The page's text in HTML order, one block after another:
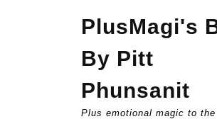
PlusMagi's
By Pitt
Phunsanit
Plus emotional magic to the